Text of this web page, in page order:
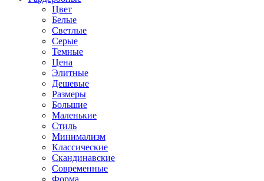
Цвет
Белые
Светлые
Серые
Темные
Цена
Элитные
Дешевые
Размеры
Большие
Маленькие
Стиль
Минимализм
Классические
Скандинавские
Современные
Форма